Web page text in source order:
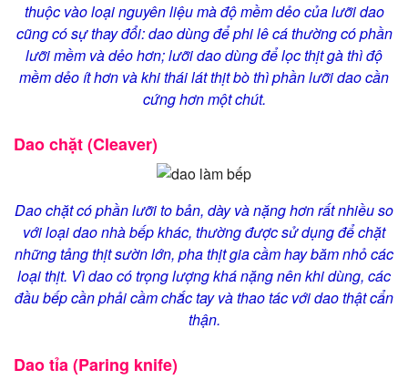
thuộc vào loại nguyên liệu mà độ mềm dẻo của lưỡi dao
cũng có sự thay đổi: dao dùng để phi lê cá thường có phần
lưỡi mềm và dẻo hơn; lưỡi dao dùng để lọc thịt gà thì độ
mềm dẻo ít hơn và khi thái lát thịt bò thì phần lưỡi dao cần
cứng hơn một chút.
Dao chặt (Cleaver)
Dao chặt có phần lưỡi to bản, dày và nặng hơn rất nhiều so
với loại dao nhà bếp khác, thường được sử dụng để chặt
những tảng thịt sườn lớn, pha thịt gia cầm hay băm nhỏ các
loại thịt. Vì dao có trọng lượng khá nặng nên khi dùng, các
đầu bếp cần phải cầm chắc tay và thao tác với dao thật cẩn
thận.
Dao tỉa (Paring knife)